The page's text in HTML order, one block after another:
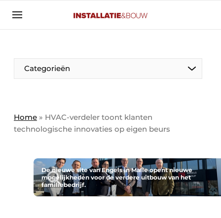
Aanmelden
Banner overzicht
BedrijvenAanmeldenBedankt voor de aanmelding
Contact
Evenement aanmelden
Meest gelezen
Nieuwsbrief
Podcasts
Categorieën
Panelgesprek
Solar
Home » HVAC-verdeler toont klanten
technologische innovaties op eigen beurs
De nieuwe site van Engels in Malle opent nieuwe
mogelijkheden voor de verdere uitbouw van het
familiebedrijf.